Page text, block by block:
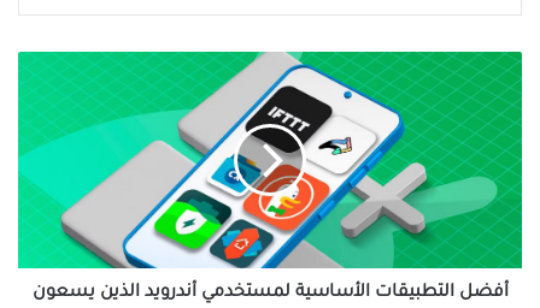
أفضل
التطبيقات
الأساسية
لمستخدمي
أندرويد
الذين
يسعون
لتعزيز
إنتاجيتهم
أفضل التطبيقات الأساسية لمستخدمي أندرويد الذين يسعون